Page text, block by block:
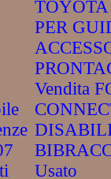
PER
Vendita
Usato